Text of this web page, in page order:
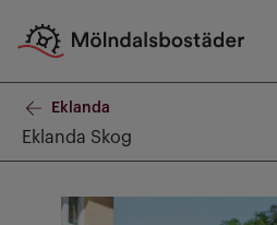
Eklanda
Eklanda Skog